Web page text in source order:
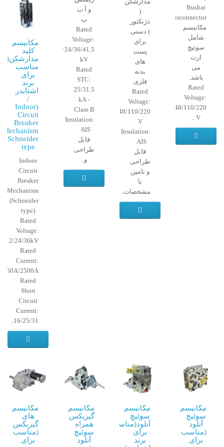
Busbar
مکانیسم
شامل
سوئیچ
ارت
می
باشد.
Rated
Voltage:
12/24/48/110/220
V ..
(
دژنکتور
) دستی
برای
پست
های
بدنه
فلزی
Rated
Voltage:
12/24/48/110/220
V
Insulation:
قابل
طراحی
و تامین
با
مشخصات..
و آ ب
ب
Rated
Voltage:
12/24/36/41.5
kV
Rated
STC:
25/31.5
kA -
Class B
Insulation:
قابل
طراحی
و..
مکانیسم
کلید
مناسب
برای
برند
اشنایدر
/
(Indoor
Circuit
Breaker
Mechanism
(Schneider
type
Indoor
Circuit
Breaker
Mechanism
(Schneider
type)
Rated
Voltage:
12/24/36kV
Rated
Current:
2500A
Rated
Short
Circuit
Current:
16/25/31..
مکانیسم
سوئیچ
آنلود
(مناسب
برای
مکانیسم
سوئیچ
آنلود(مناسب
برای
برند
مکانیسم
گیربکس
همراه
سوئیچ
آنلود
مکانیسم
های
گیربکس
(مناسب
برای